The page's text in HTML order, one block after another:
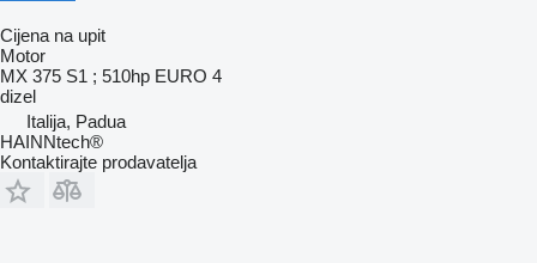
Cijena na upit
Motor
MX 375 S1 ; 510hp EURO 4
dizel
Italija, Padua
HAINNtech®
Kontaktirajte prodavatelja